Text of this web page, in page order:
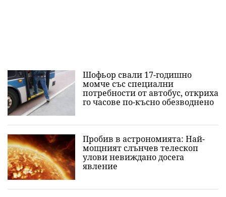
Шофьор свали 17-годишно
момче със специални
потребности от автобус, откриха
го часове по-късно обезводнено
Пробив в астрономията: Най-
мощният слънчев телескоп
улови невиждано досега
явление